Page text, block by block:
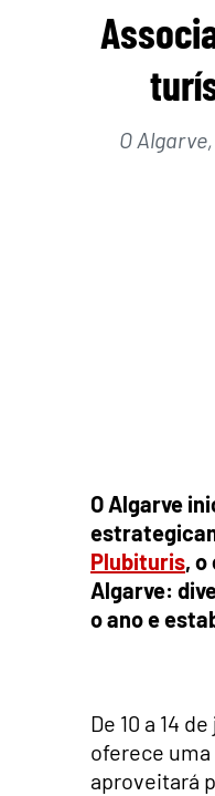
O
O Algarve
Plubituris,
Algarve:
o ano e
De 10 a 14
oferece
aproveitará